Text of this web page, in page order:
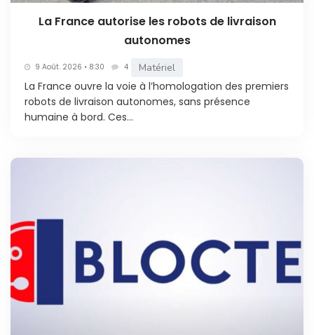
La France autorise les robots de livraison
autonomes
9 Août. 2026 • 8:30 4 Matériel
La France ouvre la voie à l’homologation des premiers
robots de livraison autonomes, sans présence
humaine à bord. Ces...